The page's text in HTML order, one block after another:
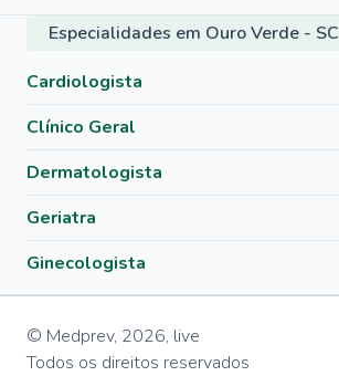
Especialidades em Ouro Verde - SC
Cardiologista
Clínico Geral
Dermatologista
Geriatra
Ginecologista
© Medprev, 2026, live
Todos os direitos reservados